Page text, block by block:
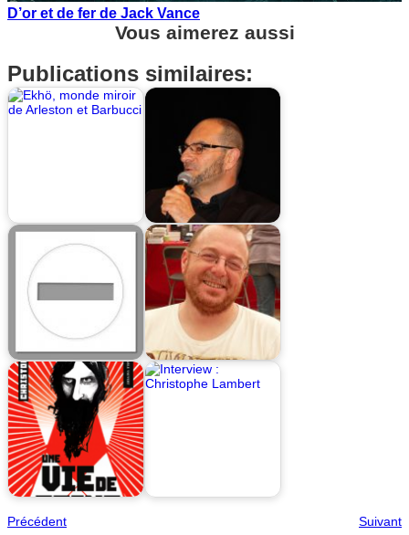
D’or et de fer de Jack Vance
Vous aimerez aussi
Publications similaires:
Précédent Suivant